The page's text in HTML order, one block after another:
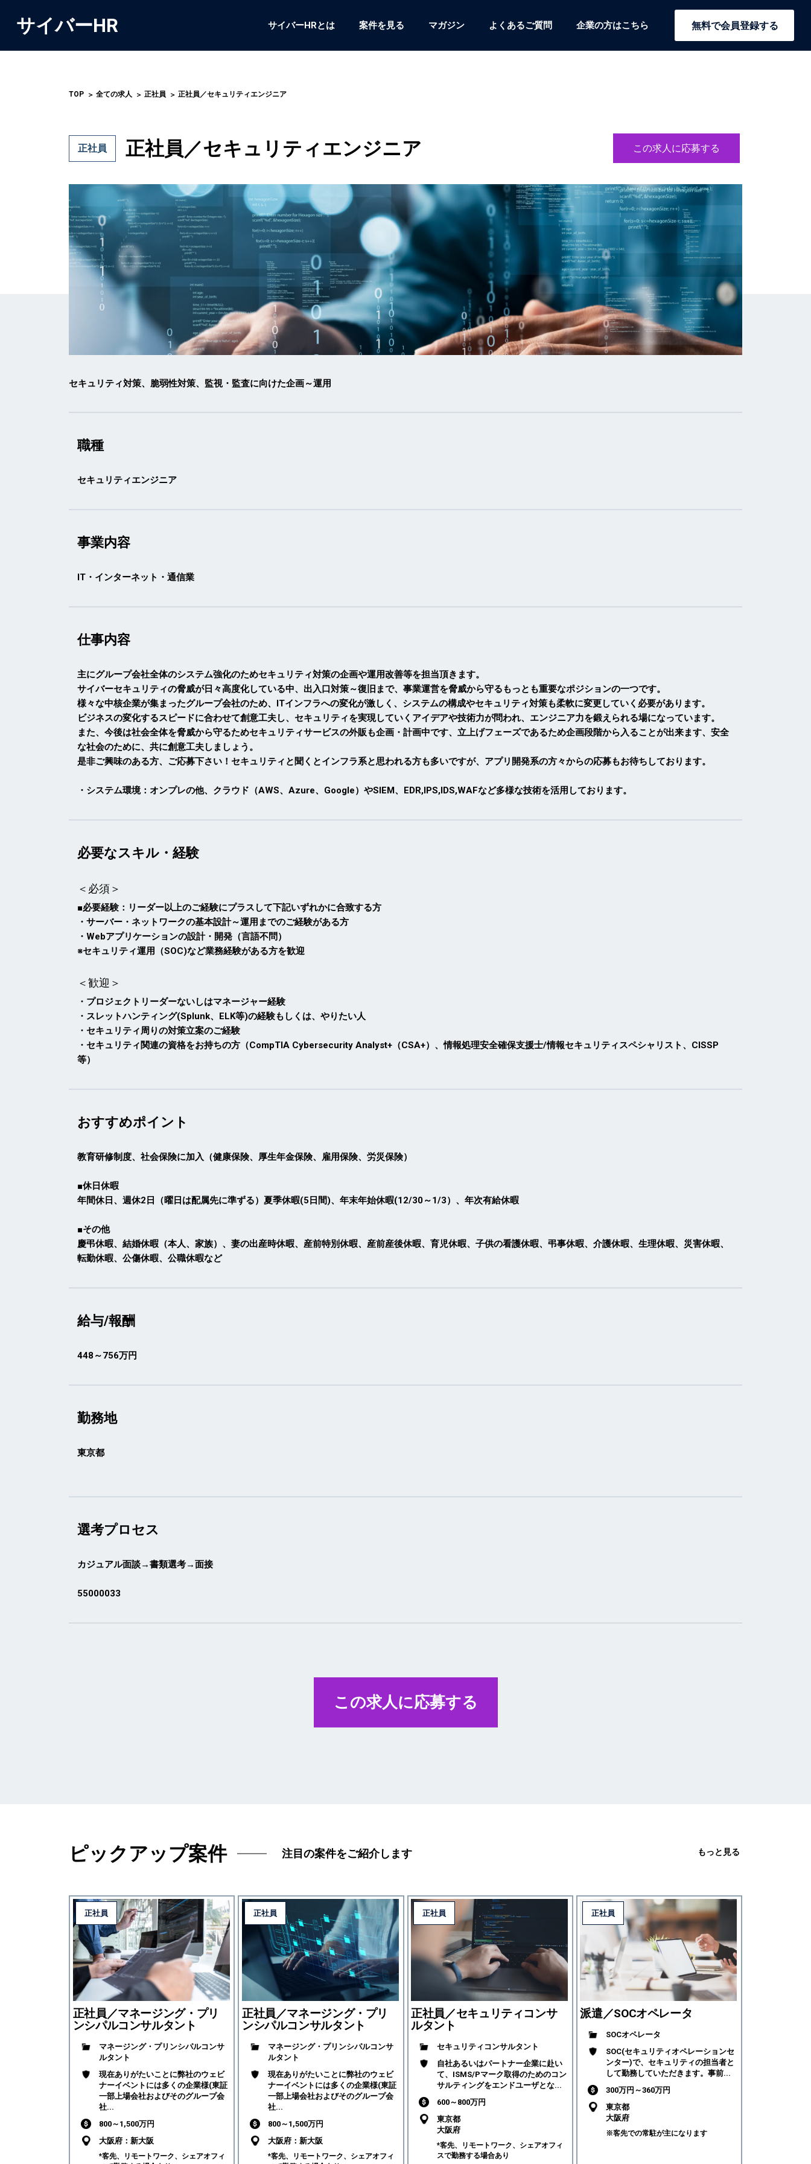
サイバーHR サイバーHRとは 案件を見る マガジン よくあるご質問 企業の方はこちら 無料で会員登録する
TOP 全ての求人 正社員 正社員／セキュリティエンジニア
正社員 正社員／セキュリティエンジニア この求人に応募する
セキュリティ対策、脆弱性対策、監視・監査に向けた企画～運用
職種
セキュリティエンジニア
事業内容
IT・インターネット・通信業
仕事内容
主にグループ会社全体のシステム強化のためセキュリティ対策の企画や運用改善等を担当頂きます。
サイバーセキュリティの脅威が日々高度化している中、出入口対策～復旧まで、事業運営を脅威から守るもっとも重要なポジションの一つです。
様々な中核企業が集まったグループ会社のため、ITインフラへの変化が激しく、システムの構成やセキュリティ対策も柔軟に変更していく必要があります。
ビジネスの変化するスピードに合わせて創意工夫し、セキュリティを実現していくアイデアや技術力が問われ、エンジニア力を鍛えられる場になっています。
また、今後は社会全体を脅威から守るためセキュリティサービスの外販も企画・計画中です、立上げフェーズであるため企画段階から入ることが出来ます、安全
な社会のために、共に創意工夫しましょう。
是非ご興味のある方、ご応募下さい！セキュリティと聞くとインフラ系と思われる方も多いですが、アプリ開発系の方々からの応募もお待ちしております。
・システム環境：オンプレの他、クラウド（AWS、Azure、Google）やSIEM、EDR,IPS,IDS,WAFなど多様な技術を活用しております。
必要なスキル・経験
＜必須＞
■必要経験：リーダー以上のご経験にプラスして下記いずれかに合致する方
・サーバー・ネットワークの基本設計～運用までのご経験がある方
・Webアプリケーションの設計・開発（言語不問）
※セキュリティ運用（SOC)など業務経験がある方を歓迎
＜歓迎＞
・プロジェクトリーダーないしはマネージャー経験
・スレットハンティング(Splunk、ELK等)の経験もしくは、やりたい人
・セキュリティ周りの対策立案のご経験
・セキュリティ関連の資格をお持ちの方（CompTIA Cybersecurity Analyst+（CSA+）、情報処理安全確保支援士/情報セキュリティスペシャリスト、CISSP
等）
おすすめポイント
教育研修制度、社会保険に加入（健康保険、厚生年金保険、雇用保険、労災保険）
■休日休暇
年間休日、週休2日（曜日は配属先に準ずる）夏季休暇(5日間)、年末年始休暇(12/30～1/3）、年次有給休暇
■その他
慶弔休暇、結婚休暇（本人、家族）、妻の出産時休暇、産前特別休暇、産前産後休暇、育児休暇、子供の看護休暇、弔事休暇、介護休暇、生理休暇、災害休暇、
転勤休暇、公傷休暇、公職休暇など
給与/報酬
448～756万円
勤務地
東京都
選考プロセス
カジュアル面談→書類選考→面接
55000033
この求人に応募する
もっと見る
ピックアップ案件 注目の案件をご紹介します
正社員／マネージング・プリ
ンシパルコンサルタント
正社員
マネージング・プリンシパルコンサ
ルタント
現在ありがたいことに弊社のウェビ
ナーイベントには多くの企業様(東証
一部上場会社およびそのグループ会
社...
800～1,500万円
大阪府：新大阪
*客先、リモートワーク、シェアオフィ
正社員／マネージング・プリ
ンシパルコンサルタント
正社員
マネージング・プリンシパルコンサ
ルタント
現在ありがたいことに弊社のウェビ
ナーイベントには多くの企業様(東証
一部上場会社およびそのグループ会
社...
800～1,500万円
大阪府：新大阪
*客先、リモートワーク、シェアオフィ
正社員／セキュリティコンサ
ルタント
正社員
セキュリティコンサルタント
自社あるいはパートナー企業に赴い
て、ISMS/Pマーク取得のためのコン
サルティングをエンドユーザとな...
600～800万円
東京都
大阪府
*客先、リモートワーク、シェアオフィ
スで勤務する場合あり
派遣／SOCオペレータ
正社員
SOCオペレータ
SOC(セキュリティオペレーションセ
ンター)で、セキュリティの担当者と
して勤務していただきます。事前...
300万円～360万円
東京都
大阪府
※客先での常駐が主になります